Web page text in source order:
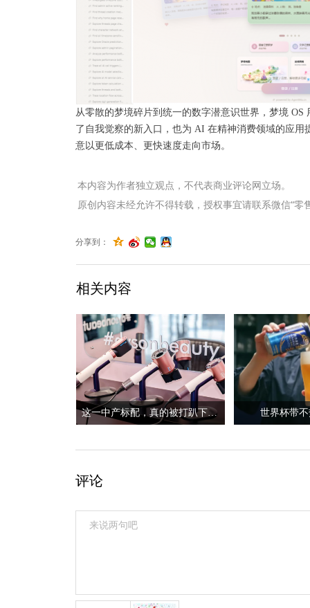
从零散的梦境碎片到统一的数字潜意识世界，梦境
了自我觉察的新入口，也为 AI 在精神消费领域的应
意以更低成本、更快速度走向市场。
评论
相关内容
这一中产标配，真的被打趴下了？ 世界杯带
分享到：
本内容为作者独立观点，不代表商业评论网立场。
原创内容未经允许不得转载，授权事宜请联系微信“